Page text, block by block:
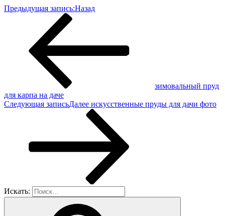
Предыдущая запись:Назад
зимовальный пруд
для карпа на даче
Следующая записьДалее искусственные пруды для дачи фото
Искать: